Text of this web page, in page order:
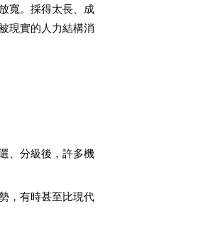
寬。採得太長、成
現實的人力結構消
、分級後，許多機
，有時甚至比現代